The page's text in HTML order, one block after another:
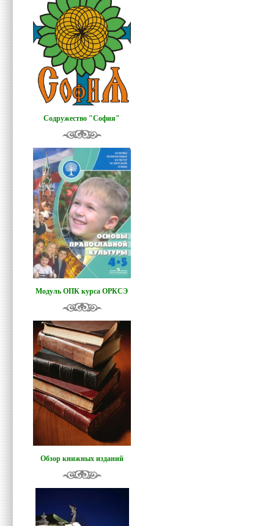
Содружество "София"
Модуль ОПК курса ОРКСЭ
Обзор книжных изданий